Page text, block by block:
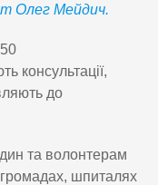
Олег Мейдич.
консультації,
до
та волонтерам
шпиталях